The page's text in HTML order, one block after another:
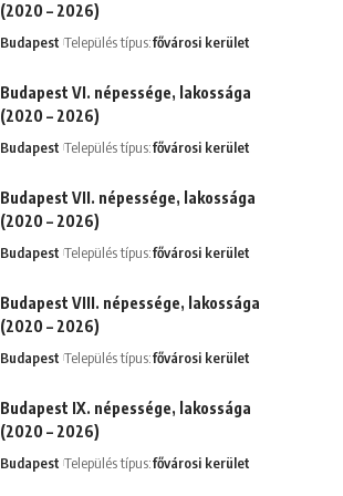
(2020 – 2026)
Budapest Település típus:fővárosi kerület
Budapest VI. népessége, lakossága
(2020 – 2026)
Budapest Település típus:fővárosi kerület
Budapest VII. népessége, lakossága
(2020 – 2026)
Budapest Település típus:fővárosi kerület
Budapest VIII. népessége, lakossága
(2020 – 2026)
Budapest Település típus:fővárosi kerület
Budapest IX. népessége, lakossága
(2020 – 2026)
Budapest Település típus:fővárosi kerület